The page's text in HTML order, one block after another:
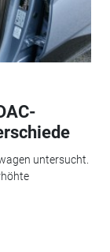
untersucht.